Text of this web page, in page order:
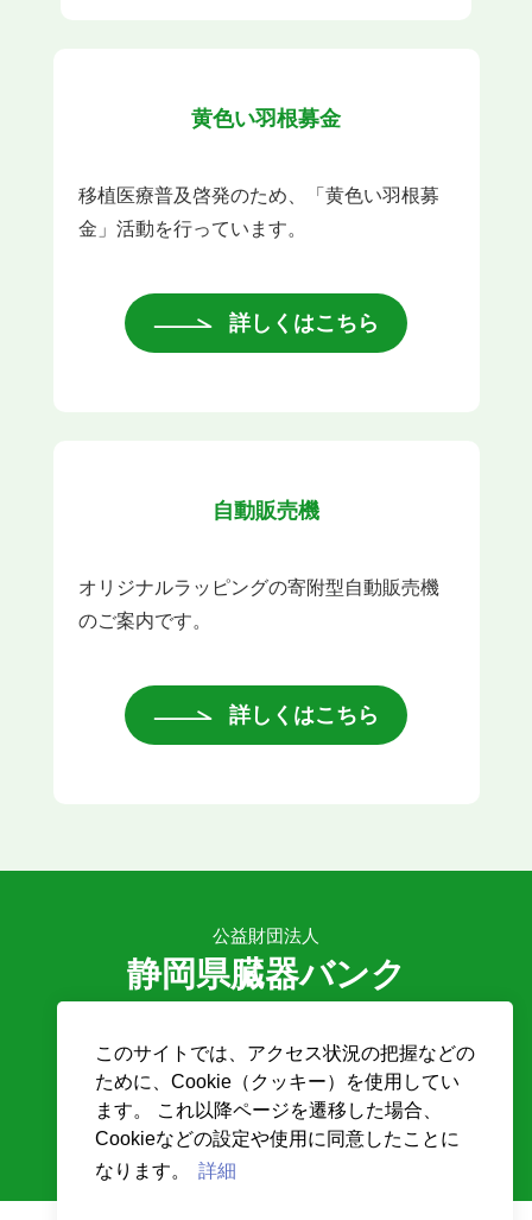
このサイトでは、アクセス状況の把握などの
ために、Cookie（クッキー）を使用してい
ます。 これ以降ページを遷移した場合、
Cookieなどの設定や使用に同意したことに
なります。
詳細
黄色い羽根募金
移植医療普及啓発のため、「黄色い羽根募
金」活動を行っています。
詳しくはこちら
自動販売機
オリジナルラッピングの寄附型自動販売機
のご案内です。
詳しくはこちら
公益財団法人
静岡県臓器バンク
静岡県浜松市中央区半田山1-20-1
浜松医大付属病院内
TEL053-435-3175 /
FAX053-431-0508